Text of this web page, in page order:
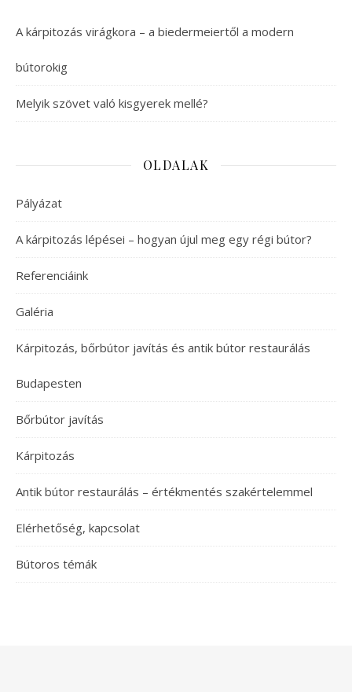
A kárpitozás virágkora – a biedermeiertől a modern
bútorokig
Melyik szövet való kisgyerek mellé?
OLDALAK
Pályázat
A kárpitozás lépései – hogyan újul meg egy régi bútor?
Referenciáink
Galéria
Kárpitozás, bőrbútor javítás és antik bútor restaurálás
Budapesten
Bőrbútor javítás
Kárpitozás
Antik bútor restaurálás – értékmentés szakértelemmel
Elérhetőség, kapcsolat
Bútoros témák